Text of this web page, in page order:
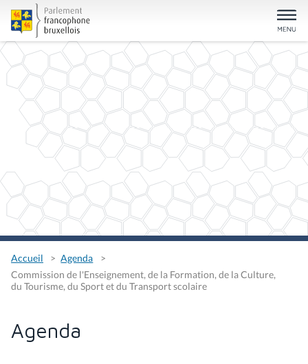
Accueil
Agenda
Commission de l'Enseignement, de la Formation, de la Culture,
du Tourisme, du Sport et du Transport scolaire
Agenda